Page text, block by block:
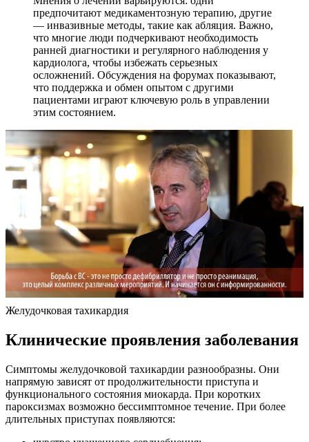
предпочитают медикаментозную терапию, другие
— инвазивные методы, такие как абляция. Важно,
что многие люди подчеркивают необходимость
ранней диагностики и регулярного наблюдения у
кардиолога, чтобы избежать серьезных
осложнений. Обсуждения на форумах показывают,
что поддержка и обмен опытом с другими
пациентами играют ключевую роль в управлении
этим состоянием.
Желудочковая тахикардия
Клинические проявления заболевания
Симптомы желудочковой тахикардии разнообразны. Они
напрямую зависят от продолжительности приступа и
функционального состояния миокарда. При коротких
пароксизмах возможно бессимптомное течение. При более
длительных приступах появляются: